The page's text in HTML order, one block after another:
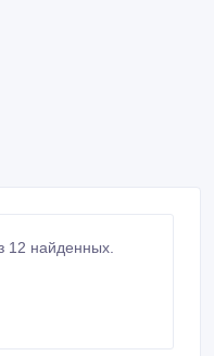
12 найденных.